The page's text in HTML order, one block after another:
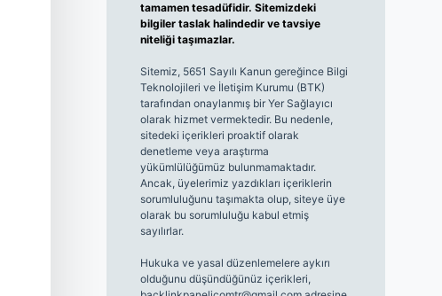
tamamen tesadüfidir. Sitemizdeki
bilgiler taslak halindedir ve tavsiye
niteliği taşımazlar.
Sitemiz, 5651 Sayılı Kanun gereğince Bilgi
Teknolojileri ve İletişim Kurumu (BTK)
tarafından onaylanmış bir Yer Sağlayıcı
olarak hizmet vermektedir. Bu nedenle,
sitedeki içerikleri proaktif olarak
denetleme veya araştırma
yükümlülüğümüz bulunmamaktadır.
Ancak, üyelerimiz yazdıkları içeriklerin
sorumluluğunu taşımakta olup, siteye üye
olarak bu sorumluluğu kabul etmiş
sayılırlar.
Hukuka ve yasal düzenlemelere aykırı
olduğunu düşündüğünüz içerikleri,